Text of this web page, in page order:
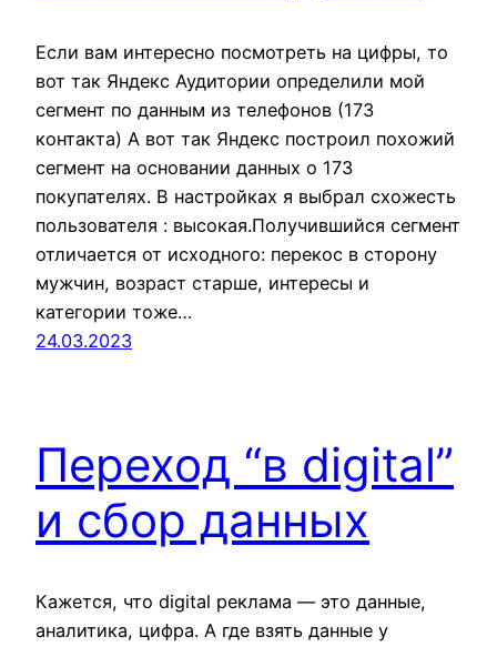
Если вам интересно посмотреть на цифры, то
вот так Яндекс Аудитории определили мой
сегмент по данным из телефонов (173
контакта) А вот так Яндекс построил похожий
сегмент на основании данных о 173
покупателях. В настройках я выбрал схожесть
пользователя : высокая.Получившийся сегмент
отличается от исходного: перекос в сторону
мужчин, возраст старше, интересы и
категории тоже…
24.03.2023
Переход “в digital”
и сбор данных
Кажется, что digital реклама — это данные,
аналитика, цифра. А где взять данные у